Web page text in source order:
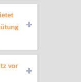
vor